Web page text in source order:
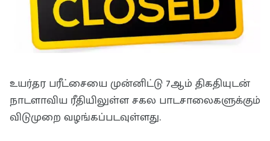
உயர்தர பரீட்சையை முன்னிட்டு 7ஆம் திகதியுடன்
நாடளாவிய ரீதியிலுள்ள சகல பாடசாலைகளுக்கும்
விடுமுறை வழங்கப்படவுள்ளது.